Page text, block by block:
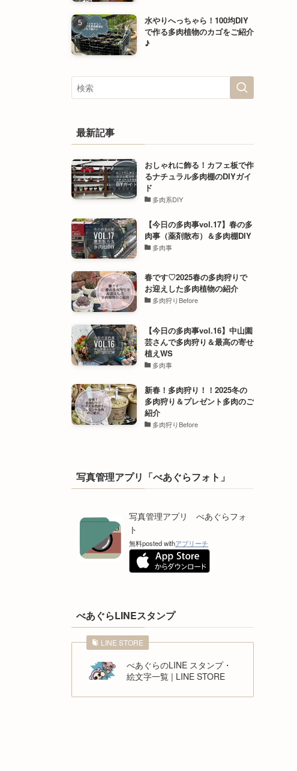
水やりへっちゃら！100均DIY
で作る多肉植物のカゴをご紹介
♪
最新記事
おしゃれに飾る！カフェ板で作
るナチュラル多肉棚のDIYガイ
ド
多肉系DIY
【今日の多肉事vol.17】春の多
肉事（薬剤散布）＆多肉棚DIY
多肉事
春です♡2025春の多肉狩りで
お迎えした多肉植物の紹介
多肉狩りBefore
【今日の多肉事vol.16】中山園
芸さんで多肉狩り＆最高の寄せ
植えWS
多肉事
新春！多肉狩り！！2025冬の
多肉狩り＆プレゼント多肉のご
紹介
多肉狩りBefore
写真管理アプリ「べあぐらフォト」
写真管理アプリ べあぐらフォ
ト
無料posted withアプリーチ
べあぐらLINEスタンプ
LINE STORE
べあぐらのLINE スタンプ・
絵文字一覧 | LINE STORE